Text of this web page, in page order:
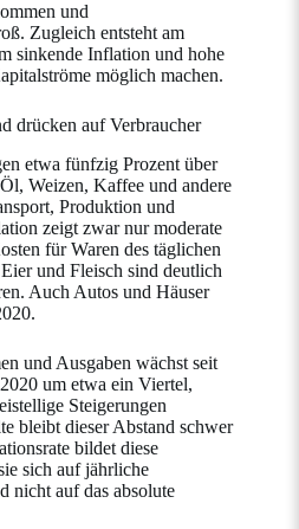
und
Zugleich entsteht am
sinkende Inflation und hohe
möglich machen.
drücken auf Verbraucher
etwa fünfzig Prozent über
Weizen, Kaffee und andere
Produktion und
zeigt zwar nur moderate
für Waren des täglichen
und Fleisch sind deutlich
Auch Autos und Häuser
und Ausgaben wächst seit
um etwa ein Viertel,
Steigerungen
bleibt dieser Abstand schwer
bildet diese
sich auf jährliche
nicht auf das absolute